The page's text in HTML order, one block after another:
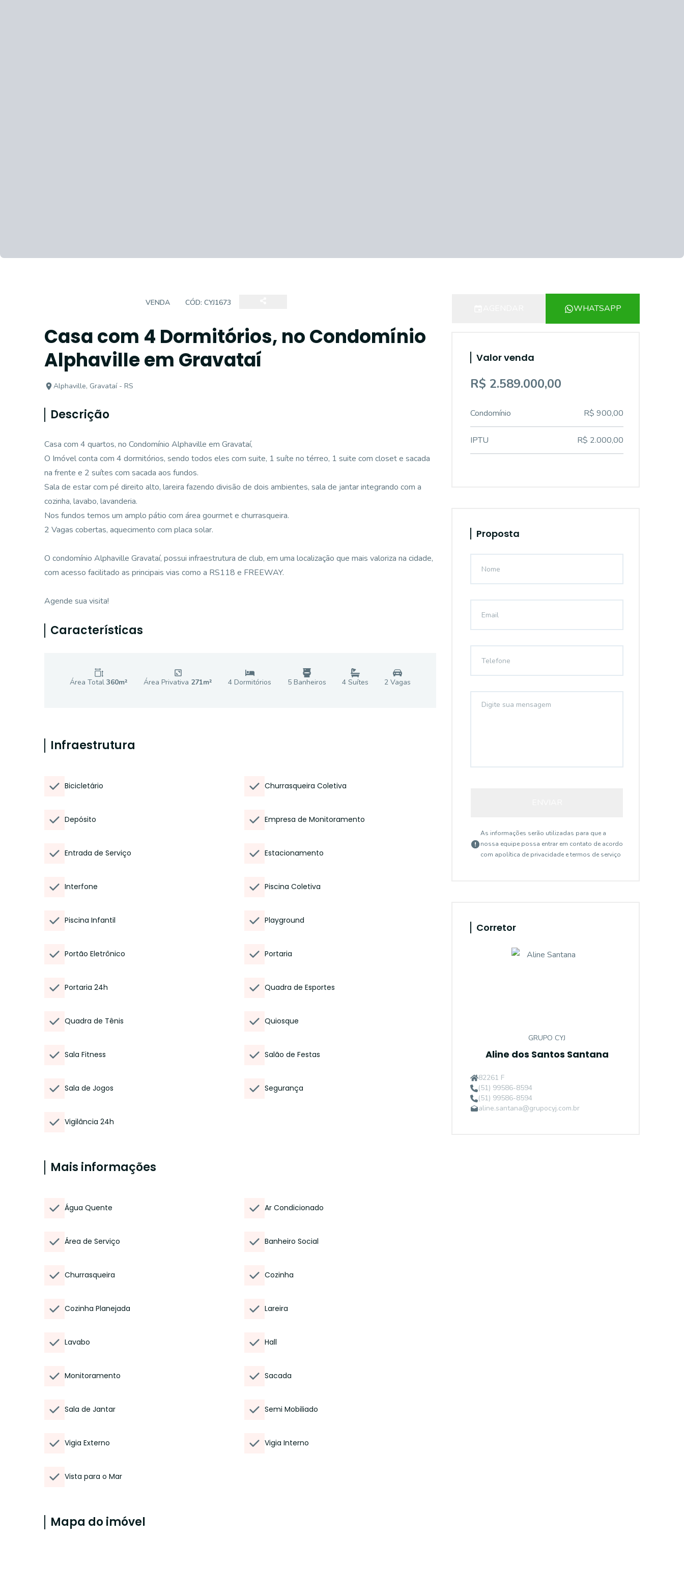
VENDA CÓD: CYJ1673
Casa com 4 Dormitórios, no Condomínio
Alphaville em Gravataí
Alphaville, Gravataí - RS
Descrição
Casa com 4 quartos, no Condomínio Alphaville em Gravataí,
O Imóvel conta com 4 dormitórios, sendo todos eles com suite, 1 suíte no térreo, 1 suite com closet e sacada
na frente e 2 suítes com sacada aos fundos.
Sala de estar com pé direito alto, lareira fazendo divisão de dois ambientes, sala de jantar integrando com a
cozinha, lavabo, lavanderia.
Nos fundos temos um amplo pátio com área gourmet e churrasqueira.
2 Vagas cobertas, aquecimento com placa solar.
O condomínio Alphaville Gravataí, possui infraestrutura de club, em uma localização que mais valoriza na cidade,
com acesso facilitado as principais vias como a RS118 e FREEWAY.
Agende sua visita!
Características
Área Total 360m² Área Privativa 271m² 4 Dormitórios 5Banheiros 4Suítes 2Vagas
Infraestrutura
Bicicletário Churrasqueira Coletiva
Depósito Empresa de Monitoramento
Entrada de Serviço Estacionamento
Interfone Piscina Coletiva
Piscina Infantil Playground
Portão Eletrônico Portaria
Portaria 24h Quadra de Esportes
Quadra de Tênis Quiosque
Sala Fitness Salão de Festas
Sala de Jogos Segurança
Vigilância 24h
Mais informações
Água Quente Ar Condicionado
Área de Serviço Banheiro Social
Churrasqueira Cozinha
Cozinha Planejada Lareira
Lavabo Hall
Monitoramento Sacada
Sala de Jantar Semi Mobiliado
Vigia Externo Vigia Interno
Vista para o Mar
Mapa do imóvel
WHATSAPP
Valor venda
R$ 2.589.000,00
Condomínio R$ 900,00
IPTU R$ 2.000,00
Proposta
As informações serão utilizadas para que a
nossa equipe possa entrar em contato de acordo
com apolítica de privacidade e termos de serviço
Corretor
GRUPO CYJ
Aline dos Santos Santana
82261 F
(51) 99586-8594
(51) 99586-8594
aline.santana@grupocyj.com.br